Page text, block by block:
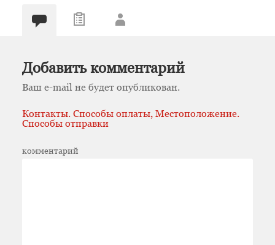
Добавить комментарий
Ваш e-mail не будет опубликован.
Контакты. Способы оплаты, Местоположение.
Способы отправки
комментарий